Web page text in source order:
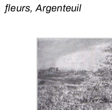
fleurs, Argenteuil